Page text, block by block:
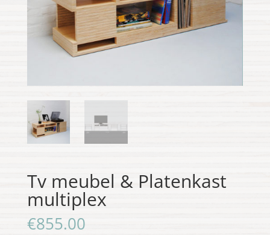
Tv meubel & Platenkast
multiplex
€855.00